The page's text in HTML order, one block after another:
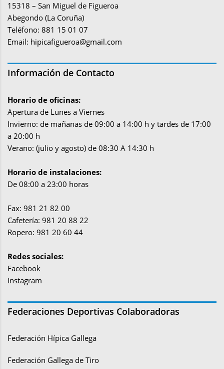
15318 – San Miguel de Figueroa
Abegondo (La Coruña)
Teléfono: 881 15 01 07
Email: hipicafigueroa@gmail.com
Información de Contacto
Horario de oficinas:
Apertura de Lunes a Viernes
Invierno: de mañanas de 09:00 a 14:00 h y tardes de 17:00
a 20:00 h
Verano: (julio y agosto) de 08:30 A 14:30 h
Horario de instalaciones:
De 08:00 a 23:00 horas
Fax: 981 21 82 00
Cafetería: 981 20 88 22
Ropero: 981 20 60 44
Redes sociales:
Facebook
Instagram
Federaciones Deportivas Colaboradoras
Federación Hípica Gallega
Federación Gallega de Tiro